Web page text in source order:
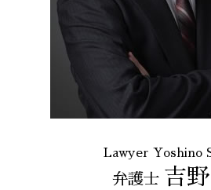
Lawyer Yoshino
弁護士 吉